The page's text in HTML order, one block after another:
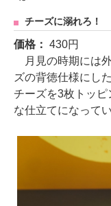
チーズに溺れろ！
価格： 430円
月見の時期には
ズの背徳仕様にし
チーズを3枚トッピ
な仕立てになってい